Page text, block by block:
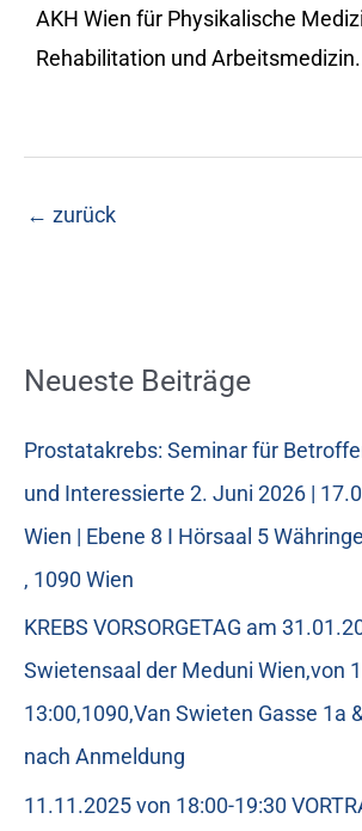
AKH Wien für Physikalische
Rehabilitation und Arbeitsmedizin.
← zurück
Neueste Beiträge
Prostatakrebs: Seminar für
und Interessierte 2. Juni 2026 |
Wien | Ebene 8 I Hörsaal 5
, 1090 Wien
KREBS VORSORGETAG am
Swietensaal der Meduni Wien,von
13:00,1090,Van Swieten Gasse 1a
nach Anmeldung
11.11.2025 von 18:00-19:30